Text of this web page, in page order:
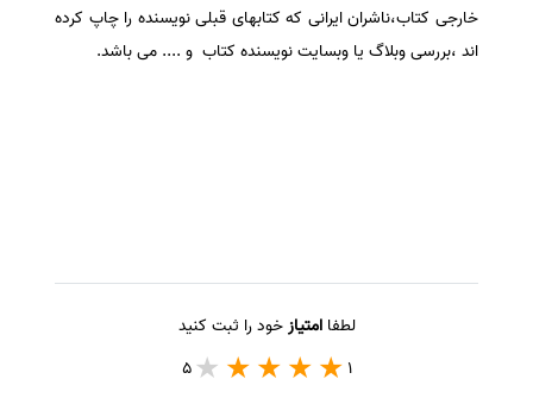
خارجی کتاب،ناشران ایرانی که کتابهای قبلی نویسنده را چاپ کرده
اند ،بررسی وبلاگ یا وبسایت نویسنده کتاب و .... می باشد.
لطفاامتیازخود را ثبت کنید
1
5